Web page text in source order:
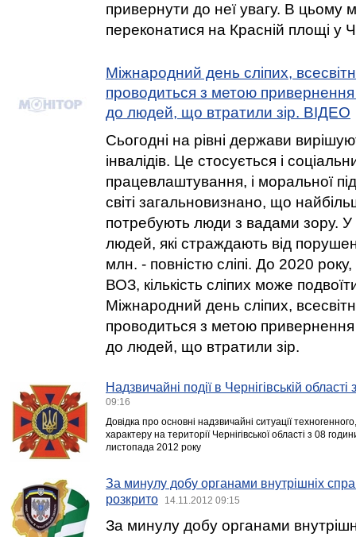
привернути до неї увагу. В цьому
переконатися на Красній площі у
Міжнародний день сліпих,
проводиться з метою привернення
до людей, що втратили зір. ВІДЕО
Сьогодні на рівні держави
інвалідів. Це стосується і
працевлаштування, і моральної
світі загальновизнано, що
потребують люди з вадами зору. У
людей, які страждають від
млн. - повністю сліпі. До 2020
ВОЗ, кількість сліпих може
Міжнародний день сліпих,
проводиться з метою привернення
до людей, що втратили зір.
Надзвичайні події в Чернігівській
09:16
Довідка про основні надзвичайні ситуації
характеру на території Чернігівської області з 08
листопада 2012 року
За минулу добу органами внутрішніх
розкрито
14.11.2012 09:15
За минулу добу органами